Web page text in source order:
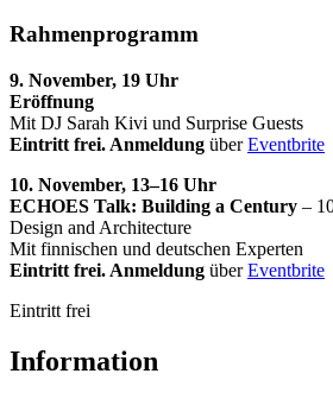
Rahmenprogramm
9. November, 19 Uhr
Eröffnung
Mit DJ Sarah Kivi und Surprise Guests
Eintritt frei. Anmeldung überEventbrite
10. November, 13–16 Uhr
ECHOES Talk: Building a Century –
Design and Architecture
Mit finnischen und deutschen Experten
Eintritt frei. Anmeldung überEventbrite
Eintritt frei
Information